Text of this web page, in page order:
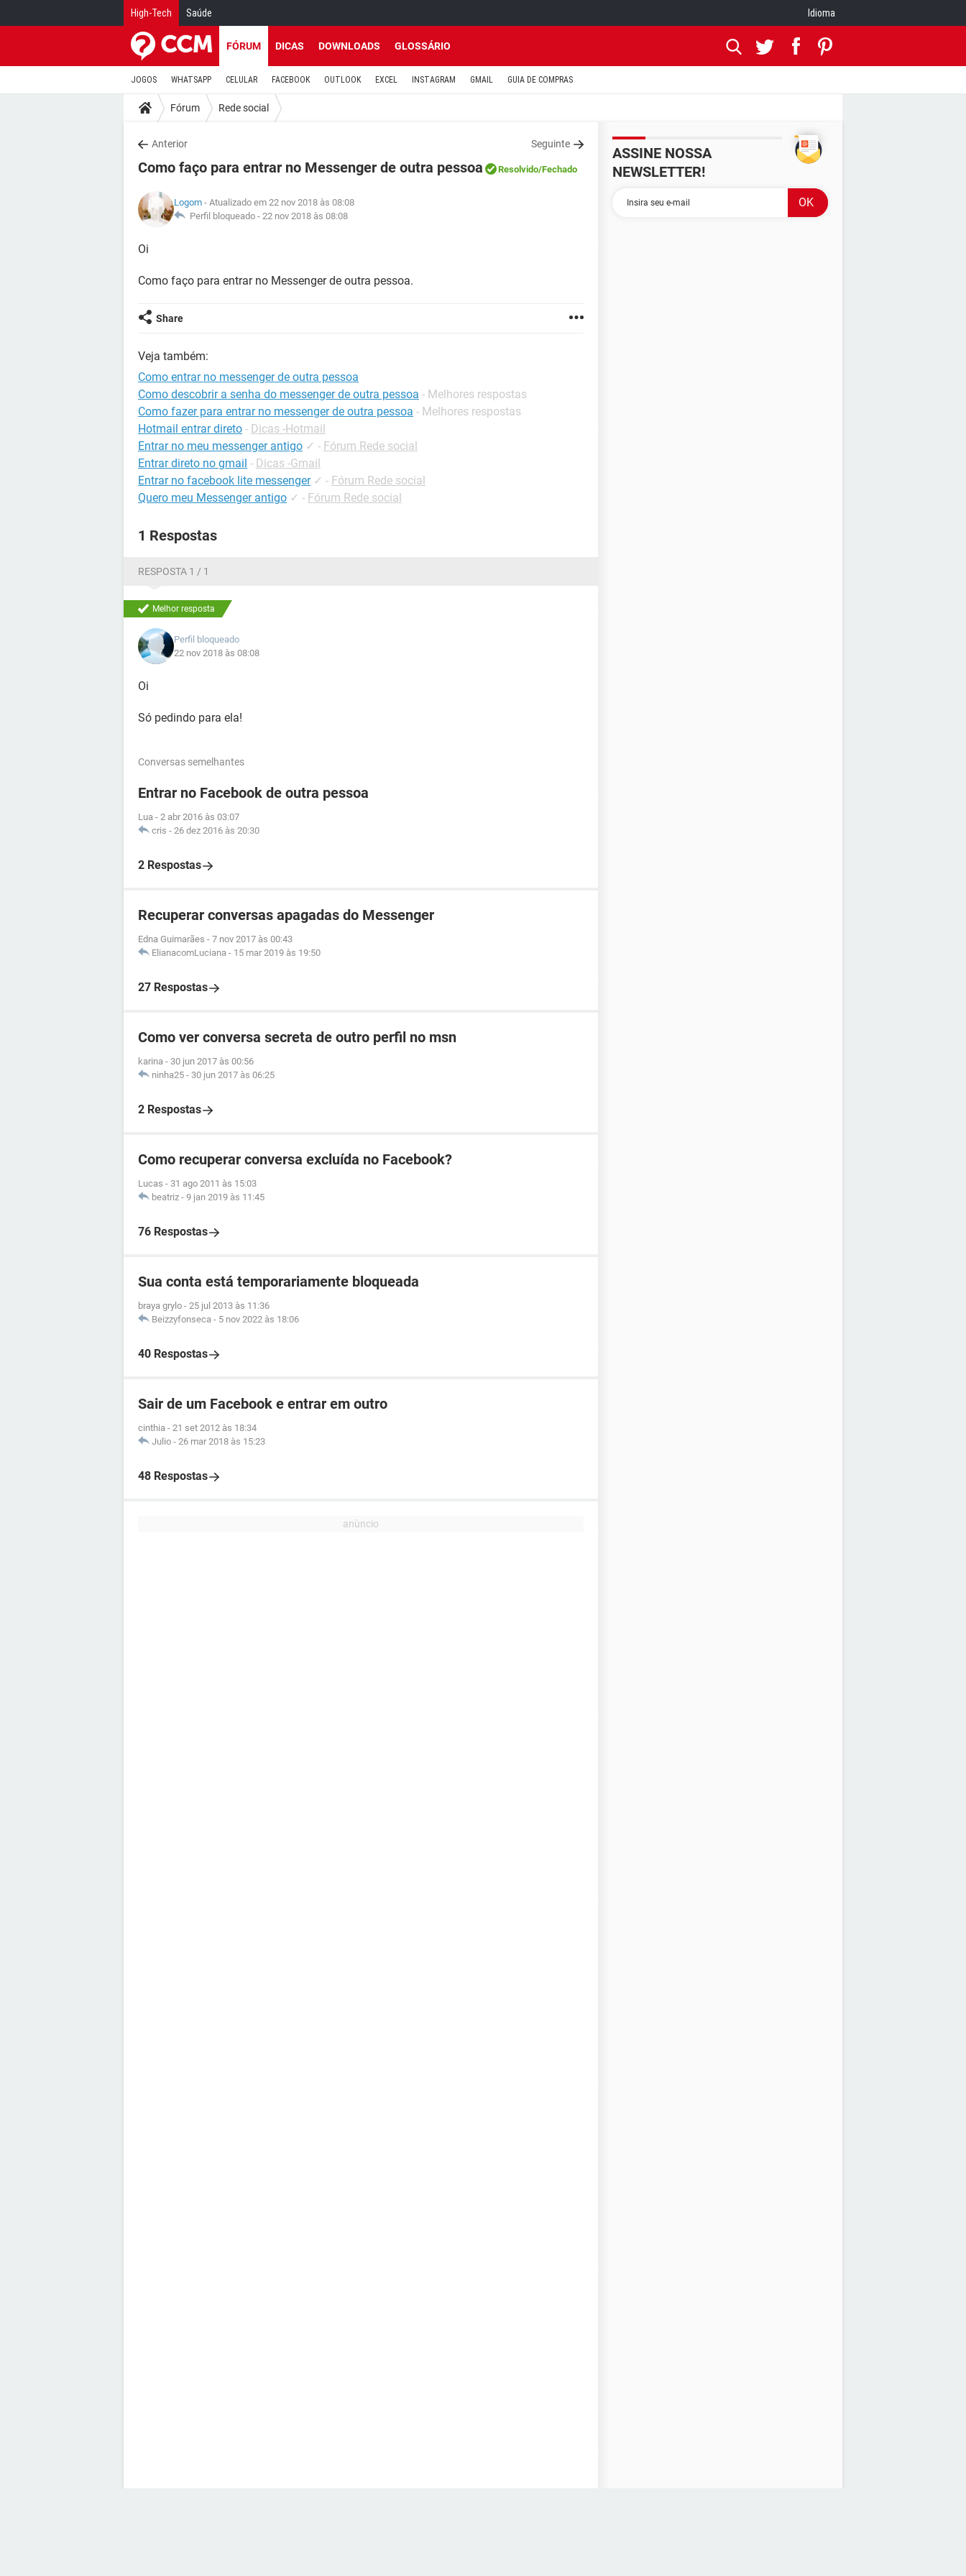
High-Tech Saúde Idioma
FÓRUM DICAS DOWNLOADS GLOSSÁRIO
JOGOS WHATSAPP CELULAR FACEBOOK OUTLOOK EXCEL INSTAGRAM GMAIL GUIA DE COMPRAS
Fórum Rede social
Anterior Seguinte
Como faço para entrar no Messenger de outra pessoa Resolvido/Fechado
Logom - Atualizado em 22 nov 2018 às 08:08
Perfil bloqueado - 22 nov 2018 às 08:08
Oi
Como faço para entrar no Messenger de outra pessoa.
Share
Veja também:
Como entrar no messenger de outra pessoa
Como descobrir a senha do messenger de outra pessoa - Melhores respostas
Como fazer para entrar no messenger de outra pessoa - Melhores respostas
Hotmail entrar direto - Dicas -Hotmail
Entrar no meu messenger antigo ✓ - Fórum Rede social
Entrar direto no gmail - Dicas -Gmail
Entrar no facebook lite messenger ✓ - Fórum Rede social
Quero meu Messenger antigo ✓ - Fórum Rede social
1 Respostas
RESPOSTA 1 / 1
Melhor resposta
Perfil bloqueado
22 nov 2018 às 08:08
Oi
Só pedindo para ela!
Conversas semelhantes
Entrar no Facebook de outra pessoa
Lua - 2 abr 2016 às 03:07
cris - 26 dez 2016 às 20:30
2 Respostas
Recuperar conversas apagadas do Messenger
Edna Guimarães - 7 nov 2017 às 00:43
ElianacomLuciana - 15 mar 2019 às 19:50
27 Respostas
Como ver conversa secreta de outro perfil no msn
karina - 30 jun 2017 às 00:56
ninha25 - 30 jun 2017 às 06:25
2 Respostas
Como recuperar conversa excluída no Facebook?
Lucas - 31 ago 2011 às 15:03
beatriz - 9 jan 2019 às 11:45
76 Respostas
Sua conta está temporariamente bloqueada
braya grylo - 25 jul 2013 às 11:36
Beizzyfonseca - 5 nov 2022 às 18:06
40 Respostas
Sair de um Facebook e entrar em outro
cinthia - 21 set 2012 às 18:34
Julio - 26 mar 2018 às 15:23
48 Respostas
ASSINE NOSSA
NEWSLETTER!